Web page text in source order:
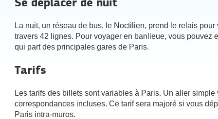
La nuit, un réseau de bus, le Noctilien, prend le relais pour
travers 42 lignes. Pour voyager en banlieue, vous pouvez
qui part des principales gares de Paris.
Tarifs
Les tarifs des billets sont variables à Paris. Un aller
correspondances incluses. Ce tarif sera majoré si vous
Paris intra-muros.